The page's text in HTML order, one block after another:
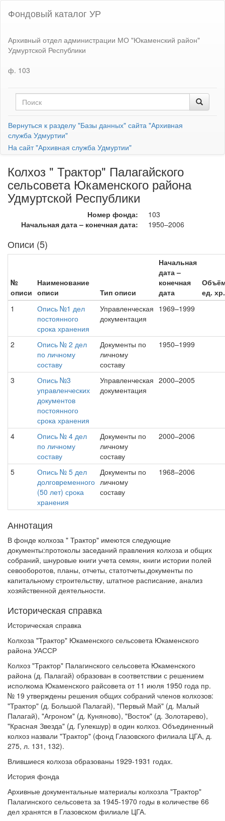
Фондовый каталог УР
Архивный отдел администрации МО "Юкаменский район"
Удмуртской Республики
ф. 103
Вернуться к разделу "Базы данных" сайта "Архивная
служба Удмуртии"
На сайт "Архивная служба Удмуртии"
Колхоз " Трактор" Палагайского
сельсовета Юкаменского района
Удмуртской Республики
Номер фонда:
103
Начальная дата – конечная дата:
1950–2006
Описи (5)
№
описи
Наименование
описи
Тип описи
Начальная
дата –
конечная
дата
ед. хр.
1
Опись №1 дел
постоянного
срока хранения
Управленческая
документация
1969–1999
2
Опись № 2 дел
по личному
составу
Документы по
личному
составу
1950–1999
3
Опись №3
управленческих
документов
постоянного
срока хранения
Управленческая
документация
2000–2005
4
Опись № 4 дел
по личному
составу
Документы по
личному
составу
2000–2006
5
Опись № 5 дел
долговременного
(50 лет) срока
хранения
Документы по
личному
составу
1968–2006
Аннотация
В фонде колхоза " Трактор" имеются следующие
документы:протоколы заседаний правления колхоза и общих
собраний, шнуровые книги учета семян, книги истории полей
севооборотов, планы, отчеты, статотчеты,документы по
капитальному строительству, штатное расписание, анализ
хозяйственной деятельности.
Историческая справка
Историческая справка
Колхоза "Трактор" Юкаменского сельсовета Юкаменского
района УАССР
Колхоз "Трактор" Палагинского сельсовета Юкаменского
района (д. Палагай) образован в соответствии с решением
исполкома Юкаменского райсовета от 11 июля 1950 года пр.
№ 19 утверждены решения общих собраний членов колхозов:
"Трактор" (д. Большой Палагай), "Первый Май" (д. Малый
Палагай), "Агроном" (д. Куняново), "Восток" (д. Золотарево),
"Красная Звезда" (д. Гулекшур) в один колхоз. Объединенный
колхоз назвали "Трактор" (фонд Глазовского филиала ЦГА, д.
275, л. 131, 132).
Влившиеся колхоза образованы 1929-1931 годах.
История фонда
Архивные документальные материалы колхозла "Трактор"
Палагинского сельсовета за 1945-1970 годы в количестве 66
дел хранятся в Глазовском филиале ЦГА.